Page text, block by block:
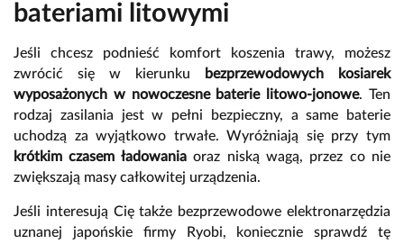
bateriami litowymi
Jeśli chcesz podnieść komfort koszenia trawy, możesz
zwrócić się w kierunku
bezprzewodowych kosiarek
wyposażonych w nowoczesne baterie litowo-jonowe. Ten
rodzaj zasilania jest w pełni bezpieczny, a same baterie
uchodzą za wyjątkowo trwałe. Wyróżniają się przy tym
krótkim czasem ładowaniaoraz niską wagą, przez co nie
zwiększają masy całkowitej urządzenia.
Jeśli interesują Cię także bezprzewodowe elektronarzędzia
uznanej japońskie firmy Ryobi, koniecznie sprawdź tę